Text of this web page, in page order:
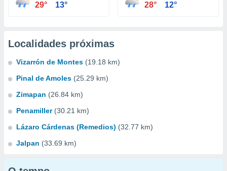
29° 13° 28° 12°
Localidades próximas
Vizarrón de Montes (19.18 km)
Pinal de Amoles (25.29 km)
Zimapan (26.84 km)
Penamiller (30.21 km)
Lázaro Cárdenas (Remedios) (32.77 km)
Jalpan (33.69 km)